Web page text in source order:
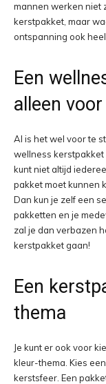
mannen werken niet
kerstpakket, maar
ontspanning ook
Een
alleen
Al is het wel voor te
wellness kerstpakket
kunt niet altijd
pakket moet kunnen
Dan kun je zelf een
pakketten en je
zal je dan verbazen
kerstpakket gaan!
Een
thema
Je kunt er ook voor
kleur-thema. Kies een
kerstsfeer. Een